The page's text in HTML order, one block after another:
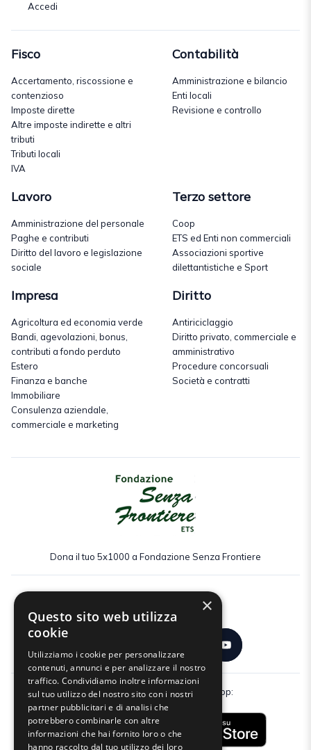
Accedi
Fisco
Accertamento, riscossione e
contenzioso
Imposte dirette
Altre imposte indirette e altri
tributi
Tributi locali
IVA
Contabilità
Amministrazione e bilancio
Enti locali
Revisione e controllo
Lavoro
Amministrazione del personale
Paghe e contributi
Diritto del lavoro e legislazione
sociale
Terzo settore
Coop
ETS ed Enti non commerciali
Associazioni sportive
dilettantistiche e Sport
Impresa
Agricoltura ed economia verde
Bandi, agevolazioni, bonus,
contributi a fondo perduto
Estero
Finanza e banche
Immobiliare
Consulenza aziendale,
commerciale e marketing
Diritto
Antiriciclaggio
Diritto privato, commerciale e
amministrativo
Procedure concorsuali
Società e contratti
Dona il tuo 5x1000 a Fondazione Senza Frontiere
Scarica gratuitamente la nostra app:
×
Questo sito web utilizza
cookie
Utilizziamo i cookie per personalizzare
contenuti, annunci e per analizzare il nostro
traffico. Condividiamo inoltre informazioni
sul tuo utilizzo del nostro sito con i nostri
partner pubblicitari e di analisi che
potrebbero combinarle con altre
informazioni che hai fornito loro o che
hanno raccolto dal tuo utilizzo dei loro